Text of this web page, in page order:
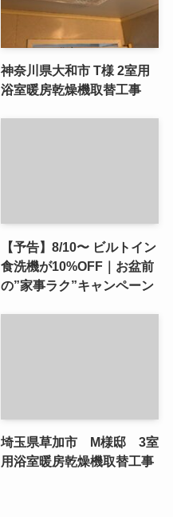
神奈川県大和市 T様 2室用
浴室暖房乾燥機取替工事
【予告】8/10〜 ビルトイン
食洗機が10%OFF｜お盆前
の”家事ラク”キャンペーン
埼玉県草加市 M様邸 3室
用浴室暖房乾燥機取替工事